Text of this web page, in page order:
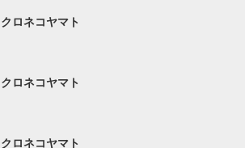
クロネコヤマト
クロネコヤマト
クロネコヤマト